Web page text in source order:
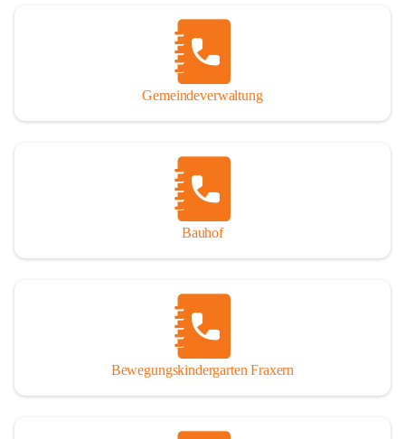
Gemeindeverwaltung
Bauhof
Bewegungskindergarten Fraxern